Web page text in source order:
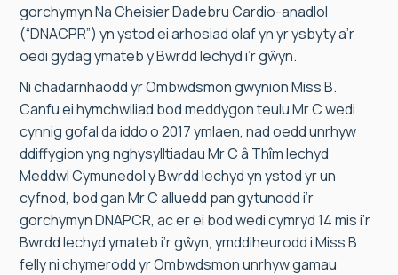
gorchymyn Na Cheisier Dadebru Cardio-anadlol
(“DNACPR”) yn ystod ei arhosiad olaf yn yr ysbyty a’r
oedi gydag ymateb y Bwrdd Iechyd i’r gŵyn.
Ni chadarnhaodd yr Ombwdsmon gwynion Miss B.
Canfu ei hymchwiliad bod meddygon teulu Mr C wedi
cynnig gofal da iddo o 2017 ymlaen, nad oedd unrhyw
ddiffygion yng nghysylltiadau Mr C â Thîm Iechyd
Meddwl Cymunedol y Bwrdd Iechyd yn ystod yr un
cyfnod, bod gan Mr C alluedd pan gytunodd i’r
gorchymyn DNAPCR, ac er ei bod wedi cymryd 14 mis i’r
Bwrdd Iechyd ymateb i’r gŵyn, ymddiheurodd i Miss B
felly ni chymerodd yr Ombwdsmon unrhyw gamau